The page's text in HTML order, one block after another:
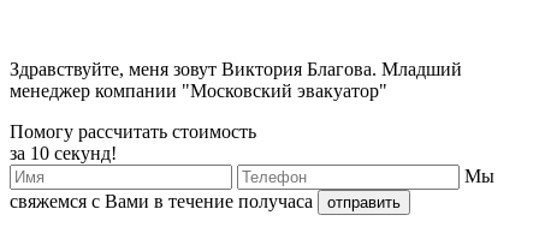
Здравствуйте, меня зовут Виктория Благова. Младший
менеджер компании "Московский эвакуатор"
Помогу рассчитать стоимость
за 10 секунд!
Мы
свяжемся с Вами в течение получаса
отправить